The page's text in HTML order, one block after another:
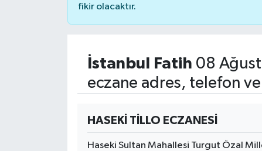
fikir olacaktır.
İstanbul Fatih 08
eczane adres, telefon ve
HASEKİ TİLLO ECZANESİ
Haseki Sultan Mahallesi Turgut Özal
KENT GÜNDEMİ
KÜLTÜR-SANAT